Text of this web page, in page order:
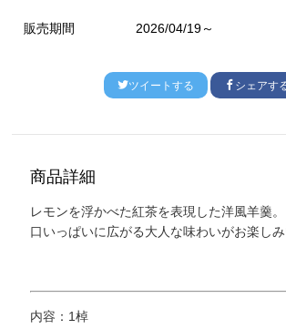
販売期間 2026/04/19～
ツイートする シェアす
商品詳細
レモンを浮かべた紅茶を表現した洋風羊羹。
口いっぱいに広がる大人な味わいがお楽しみ
内容：1棹